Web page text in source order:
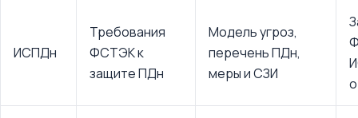
ИСПДн
Требования
ФСТЭК к
защите ПДн
Модель угроз,
перечень ПДн,
меры и СЗИ